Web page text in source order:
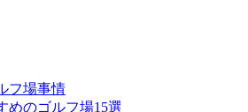
フ場事情
めのゴルフ場15選